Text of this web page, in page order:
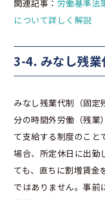
関連記事： 労働基準法
について詳しく解説
3-4. みなし残業
みなし残業代制（固定
分の時間外労働（残業
て支給する制度のこと
場合、所定休日に出勤
ても、直ちに割増賃金
ではありません。事前